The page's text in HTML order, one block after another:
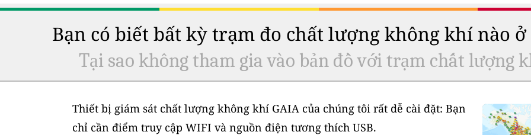
Bạn có biết bất kỳ trạm đo chất lượng không khí nào
Tại sao không tham gia vào bản đồ với trạm chất lượng
Thiết bị giám sát chất lượng không khí GAIA của chúng tôi rất dễ cài đặt: Bạn
chỉ cần điểm truy cập WIFI và nguồn điện tương thích USB.